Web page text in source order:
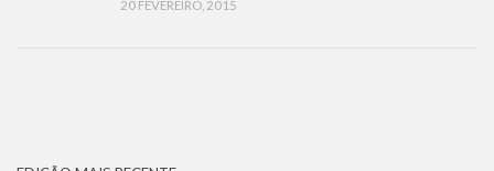
20 FEVEREIRO, 2015